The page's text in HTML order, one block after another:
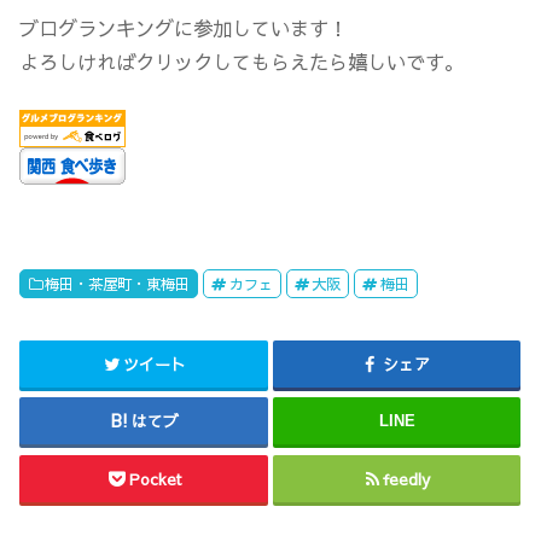
ブログランキングに参加しています！
よろしければクリックしてもらえたら嬉しいです。
梅田・茶屋町・東梅田 カフェ 大阪 梅田
ツイート シェア
はてブ LINE
Pocket feedly